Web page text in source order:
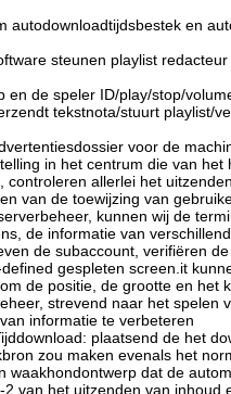
autodownloadtijdsbestek en
steunen playlist
en de speler ID/play/stop/
tekstnota/stuurt playlist/
voor de
in het centrum die van
controleren allerlei het
van de toewijzing van
kunnen wij de
de informatie van
de subaccount, verifiëren
gespleten screen.it
de positie, de grootte en het
strevend naar het spelen
informatie te verbeteren
plaatsend de het
zou maken evenals het
waakhondontwerp dat de
2 van het uitzenden van